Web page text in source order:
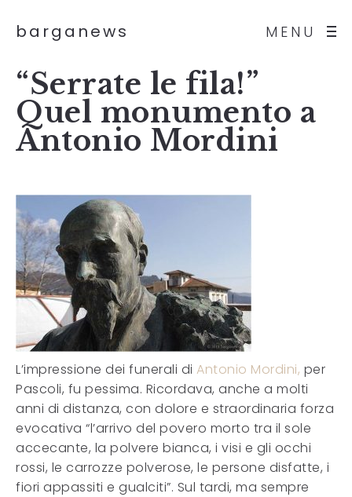
MENU
barganews
“Serrate le fila!”
Quel monumento a
Antonio Mordini
L’impressione dei funerali di Antonio Mordini, per
Pascoli, fu pessima. Ricordava, anche a molti
anni di distanza, con dolore e straordinaria forza
evocativa “l’arrivo del povero morto tra il sole
accecante, la polvere bianca, i visi e gli occhi
rossi, le carrozze polverose, le persone disfatte, i
fiori appassiti e gualciti”. Sul tardi, ma sempre